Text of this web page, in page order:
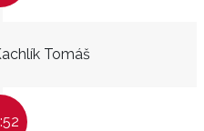
Tomáš